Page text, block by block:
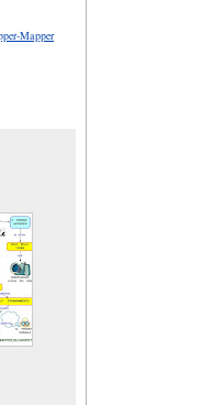
Mapper